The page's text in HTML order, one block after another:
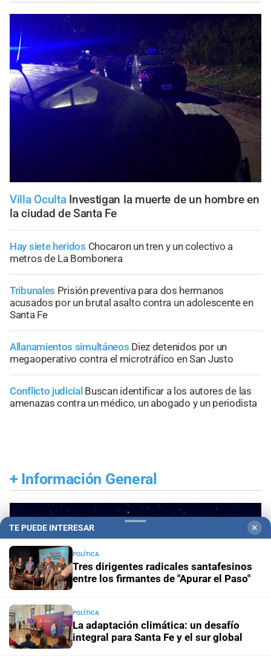
Villa Oculta Investigan la muerte de un hombre en
la ciudad de Santa Fe
Hay siete heridos Chocaron un tren y un colectivo a
metros de La Bombonera
Tribunales Prisión preventiva para dos hermanos
acusados por un brutal asalto contra un adolescente en
Santa Fe
Allanamientos simultáneos Diez detenidos por un
megaoperativo contra el microtráfico en San Justo
Conflicto judicial Buscan identificar a los autores de las
amenazas contra un médico, un abogado y un periodista
+ Información General
TE PUEDE INTERESAR ✕
POLÍTICA
Tres dirigentes radicales santafesinos
entre los firmantes de "Apurar el Paso"
POLÍTICA
La adaptación climática: un desafío
integral para Santa Fe y el sur global